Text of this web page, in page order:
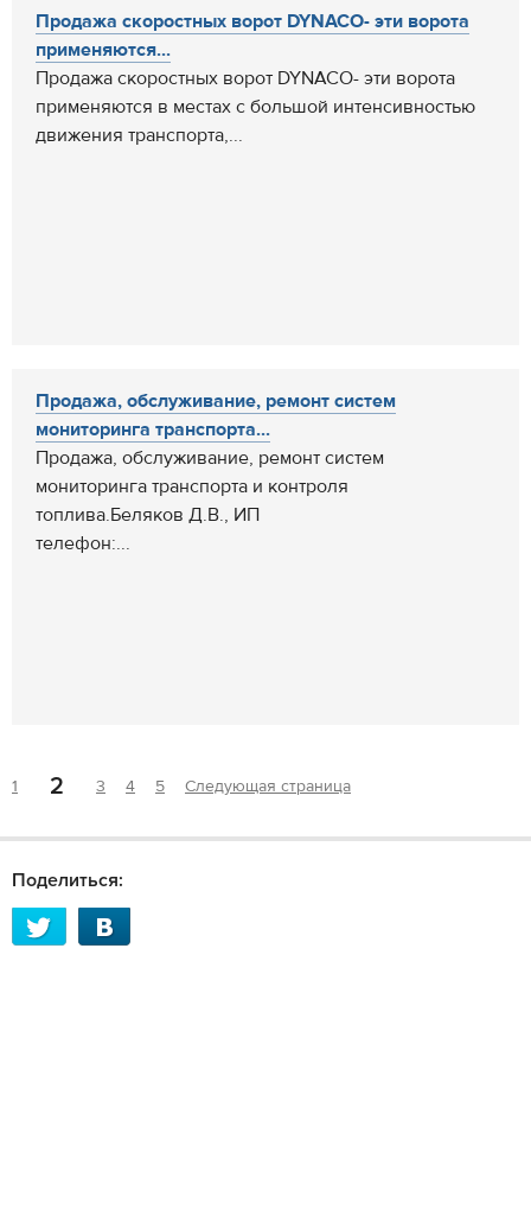
Продажа скоростных ворот DYNACO- эти ворота
применяются...
Продажа скоростных ворот DYNACO- эти ворота
применяются в местах с большой интенсивностью
движения транспорта,...
Продажа, обслуживание, ремонт систем
мониторинга транспорта...
Продажа, обслуживание, ремонт систем
мониторинга транспорта и контроля
топлива.Беляков Д.В., ИП
телефон:...
1 2 3 4 5 Следующая страница
Поделиться: